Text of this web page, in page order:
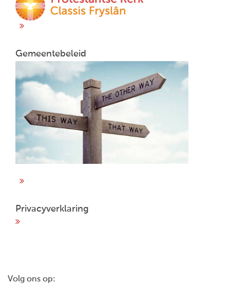
Gemeentebeleid
Privacyverklaring
Volg ons op: